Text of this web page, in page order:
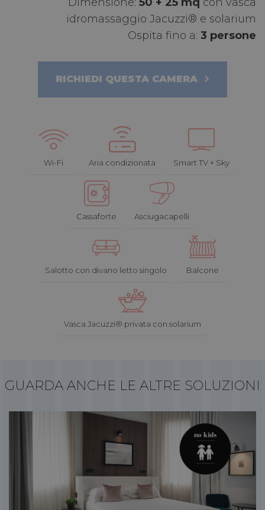
idromassaggio Jacuzzi® e solarium
Ospita fino a: 3 persone
RICHIEDI QUESTA CAMERA
Wi-Fi Aria condizionata Smart TV + Sky
Cassaforte Asciugacapelli
Salotto con divano letto singolo Balcone
Vasca Jacuzzi® privata con solarium
GUARDA ANCHE LE ALTRE SOLUZIONI